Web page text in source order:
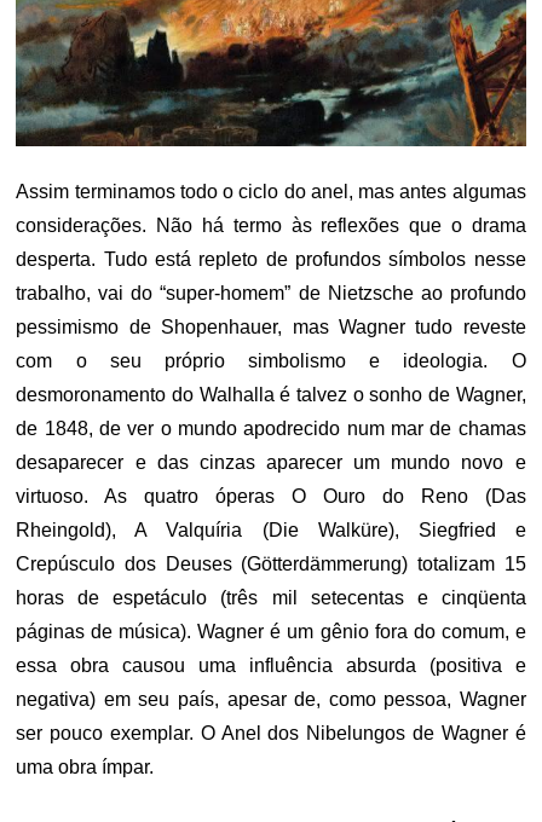
Assim terminamos todo o ciclo do anel, mas antes algumas
considerações. Não há termo às reflexões que o drama
desperta. Tudo está repleto de profundos símbolos nesse
trabalho, vai do “super-homem” de Nietzsche ao profundo
pessimismo de Shopenhauer, mas Wagner tudo reveste
com o seu próprio simbolismo e ideologia. O
desmoronamento do Walhalla é talvez o sonho de Wagner,
de 1848, de ver o mundo apodrecido num mar de chamas
desaparecer e das cinzas aparecer um mundo novo e
virtuoso. As quatro óperas O Ouro do Reno (Das
Rheingold), A Valquíria (Die Walküre), Siegfried e
Crepúsculo dos Deuses (Götterdämmerung) totalizam 15
horas de espetáculo (três mil setecentas e cinqüenta
páginas de música). Wagner é um gênio fora do comum, e
essa obra causou uma influência absurda (positiva e
negativa) em seu país, apesar de, como pessoa, Wagner
ser pouco exemplar. O Anel dos Nibelungos de Wagner é
uma obra ímpar.